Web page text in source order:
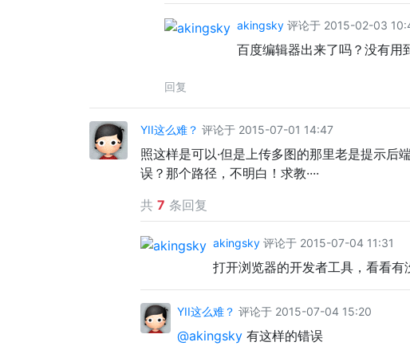
akingsky 评论于 2015-02-03
百度编辑器出来了吗？没有用
回复
YII这么难？ 评论于 2015-07-01 14:47
照这样是可以·但是上传多图的那里老是提示
误？那个路径，不明白！求教····
共 7 条回复
akingsky 评论于 2015-07-04 11:31
打开浏览器的开发者工具，看看
YII这么难？ 评论于 2015-07-04 15:20
@akingsky 有这样的错误